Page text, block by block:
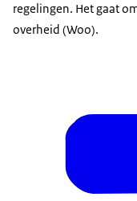
regelingen. Het gaat
overheid (Woo).